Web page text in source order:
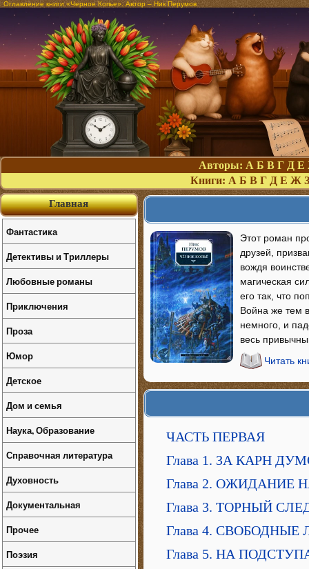
Оглавление книги «Черное Копье». Автор – Ник Перумов
Авторы: А Б В Г Д Е
Книги: А Б В Г Д Е Ж З
Этот роман
друзей,
вождя
магическая
его так, что
Война же тем
немного, и
весь
Читать
ЧАСТЬ ПЕРВАЯ
Глава 1. ЗА КАРН
Глава 2. ОЖИДАНИЕ
Глава 3. ТОРНЫЙ
Глава 4.
Глава 5. НА
Главная
Фантастика
Детективы и Триллеры
Любовные романы
Приключения
Проза
Юмор
Детское
Дом и семья
Наука, Образование
Справочная литература
Духовность
Документальная
Прочее
Поэзия